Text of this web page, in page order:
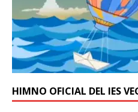
HIMNO OFICIAL DEL IES